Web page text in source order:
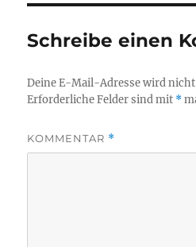
Schreibe einen
Deine E-Mail-Adresse wird
Erforderliche Felder sind mit *
KOMMENTAR *